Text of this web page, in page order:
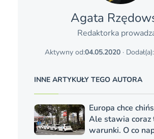
Agata
Redaktorka
Aktywny od:04.05.2020· Dodał(a):
INNE ARTYKUŁY TEGO AUTORA
Europa chce
Ale stawia coraz
warunki. O co